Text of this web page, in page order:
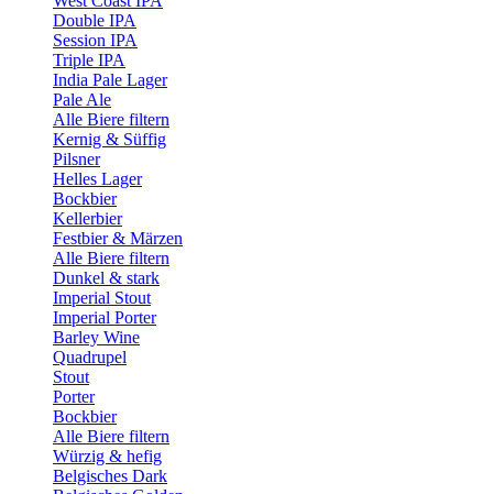
Double IPA
Session IPA
Triple IPA
India Pale Lager
Pale Ale
Alle Biere filtern
Kernig & Süffig
Pilsner
Helles Lager
Bockbier
Kellerbier
Festbier & Märzen
Alle Biere filtern
Dunkel & stark
Imperial Stout
Imperial Porter
Barley Wine
Quadrupel
Stout
Porter
Bockbier
Alle Biere filtern
Würzig & hefig
Belgisches Dark